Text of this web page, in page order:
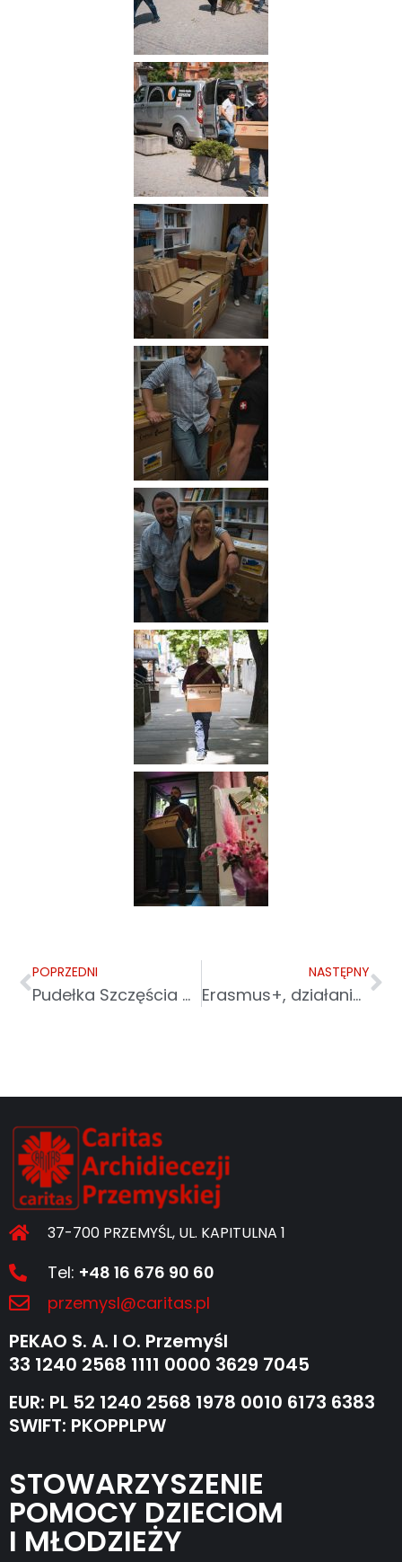
POPRZEDNI
Pudełka Szczęścia dla dzieci od Caritas
NASTĘPNY
Erasmus+, działania we Włoszech
37-700 PRZEMYŚL, UL. KAPITULNA 1
Tel: +48 16 676 90 60
przemysl@caritas.pl
PEKAO S. A. I O. Przemyśl
33 1240 2568 1111 0000 3629 7045
EUR: PL 52 1240 2568 1978 0010 6173 6383
SWIFT: PKOPPLPW
STOWARZYSZENIE
POMOCY DZIECIOM
I MŁODZIEŻY